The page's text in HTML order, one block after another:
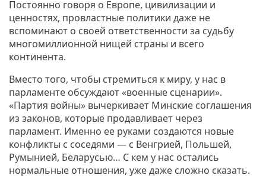
Постоянно говоря о Европе, цивилизации и
ценностях, провластные политики даже не
вспоминают о своей ответственности за судьбу
многомиллионной нищей страны и всего
континента.
Вместо того, чтобы стремиться к миру, у нас в
парламенте обсуждают «военные сценарии».
«Партия войны» вычеркивает Минские соглашения
из законов, которые продавливает через
парламент. Именно ее руками создаются новые
конфликты с соседями — с Венгрией, Польшей,
Румынией, Беларусью… С кем у нас остались
нормальные отношения, уже даже сложно сказать.